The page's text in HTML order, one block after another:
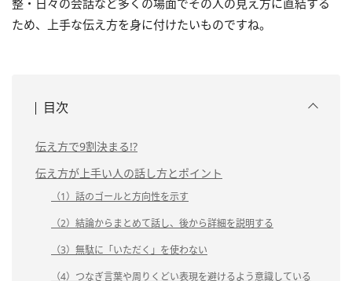
整・日々の会話など多くの場面でその人の見え方に直結する
ため、上手な伝え方を身に付けたいものですね。
目次
伝え方で9割決まる!?
伝え方が上手い人の話し方とポイント
（1）話のゴールと方向性を示す
（2）結論からまとめて話し、後から詳細を説明する
（3）無駄に「いただく」を使わない
（4）つなぎ言葉や周りくどい表現を避けるよう意識している